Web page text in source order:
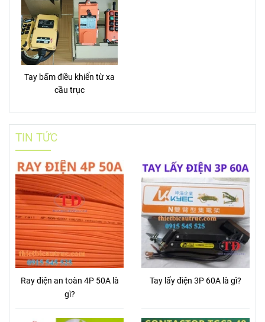
Tay bấm điều khiển từ xa
cầu trục
TIN TỨC
Ray điện an toàn 4P 50A là
gì?
Tay lấy điện 3P 60A là gì?